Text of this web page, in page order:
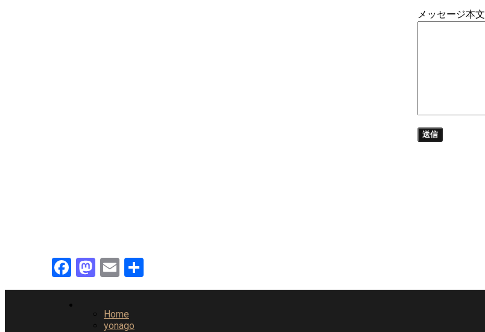
メッセージ本文
Facebook
Mastodon
Email
有
Home
yonago